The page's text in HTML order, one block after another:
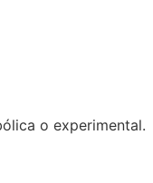
o experimental.